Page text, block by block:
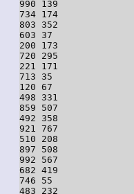
990 139
734 174
803 352
603 37
200 173
720 295
221 171
713 35
120 67
498 331
859 507
492 358
921 767
510 208
897 508
992 567
682 419
746 55
483 232